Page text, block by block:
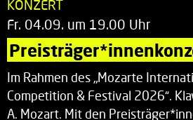
KONZERT
Fr. 04.09. um 19.00 Uhr
Im Rahmen des „Mozarte
Competition & Festival 2026“.
A. Mozart. Mit den